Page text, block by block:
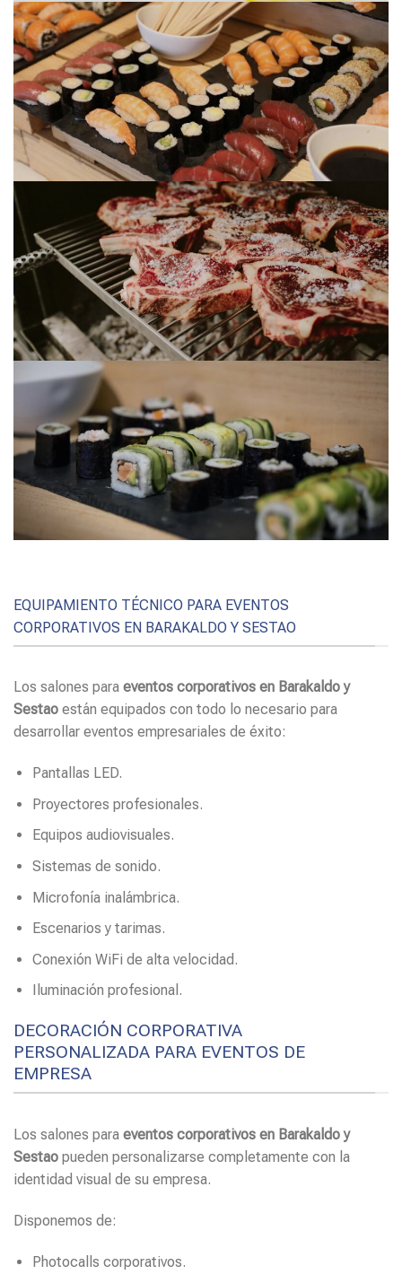
EQUIPAMIENTO TÉCNICO PARA EVENTOS
CORPORATIVOS EN BARAKALDO Y SESTAO
Los salones para eventos corporativos en Barakaldo y
Sestao están equipados con todo lo necesario para
desarrollar eventos empresariales de éxito:
Pantallas LED.
Proyectores profesionales.
Equipos audiovisuales.
Sistemas de sonido.
Microfonía inalámbrica.
Escenarios y tarimas.
Conexión WiFi de alta velocidad.
Iluminación profesional.
DECORACIÓN CORPORATIVA
PERSONALIZADA PARA EVENTOS DE
EMPRESA
Los salones para eventos corporativos en Barakaldo y
Sestao pueden personalizarse completamente con la
identidad visual de su empresa.
Disponemos de:
Photocalls corporativos.